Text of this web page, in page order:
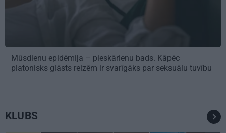
Mūsdienu epidēmija – pieskārienu bads. Kāpēc
platonisks glāsts reizēm ir svarīgāks par seksuālu tuvību
KLUBS